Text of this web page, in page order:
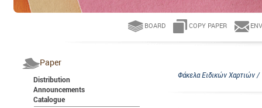
BOARD COPY PAPER
Paper
Distribution
Announcements
Catalogue
Φάκελα Ειδικών Χαρτιών /